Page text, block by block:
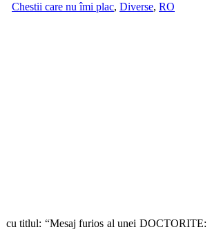
Chestii care nu îmi plac, Diverse, RO
cu titlul: “Mesaj furios al unei DOCTORITE: